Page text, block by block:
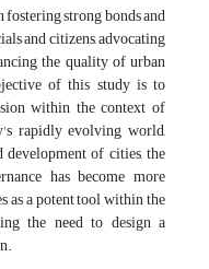
strong bonds and
and citizens, advocating
the quality of urban
of this study is to
within the context of
rapidly evolving world,
of cities, the
has become more
as a potent tool within the
the need to design a